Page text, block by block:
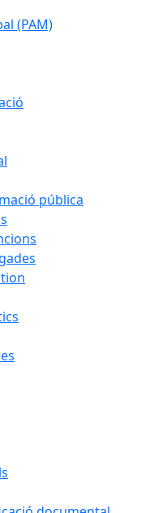
(PAM)
pública